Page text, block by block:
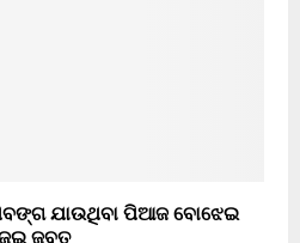
ଯାଉଥିବା ପିଆଜ ବୋଝେଇ